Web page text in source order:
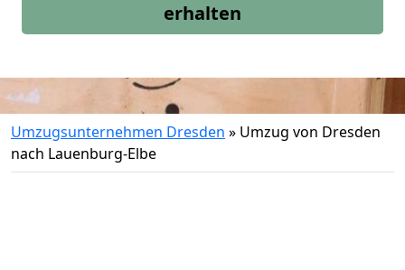
erhalten
Umzugsunternehmen Dresden » Umzug von Dresden
nach Lauenburg-Elbe